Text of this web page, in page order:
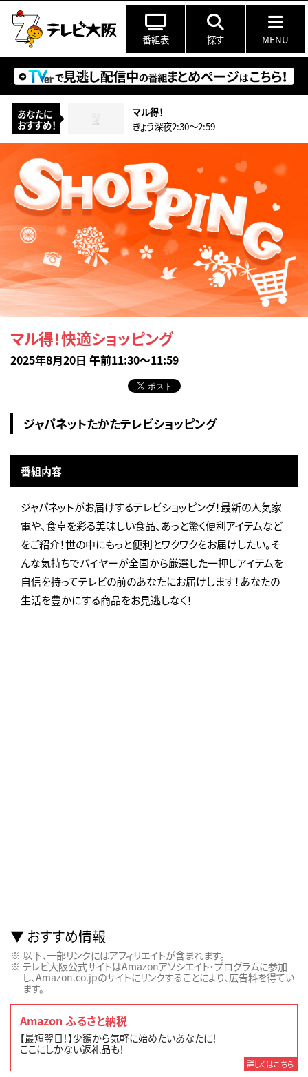
番組表 探す MENU
あなたに
おすすめ！
マル得！
きょう深夜2:30〜2:59
マル得！快適ショッピング
2025年8月20日 午前11:30～11:59
ジャパネットたかたテレビショッピング
番組内容
ジャパネットがお届けするテレビショッピング！最新の人気家
電や、食卓を彩る美味しい食品、あっと驚く便利アイテムなど
をご紹介！世の中にもっと便利とワクワクをお届けしたい。そ
んな気持ちでバイヤーが全国から厳選した一押しアイテムを
自信を持ってテレビの前のあなたにお届けします！あなたの
生活を豊かにする商品をお見逃しなく！
おすすめ情報
以下、一部リンクにはアフィリエイトが含まれます。
テレビ大阪公式サイトはAmazonアソシエイト・プログラムに参加
し、Amazon.co.jpのサイトにリンクすることにより、広告料を得てい
ます。
Amazon ふるさと納税
【最短翌日！】少額から気軽に始めたいあなたに！
ここにしかない返礼品も！
詳しくはこちら